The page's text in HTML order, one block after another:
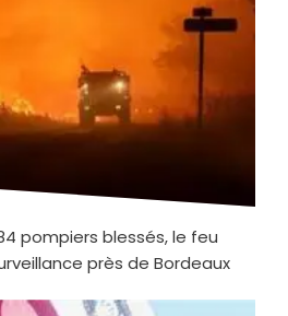
pompiers blessés, le feu
près de Bordeaux